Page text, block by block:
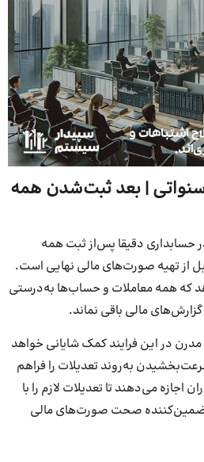
سنواتی | بعد ثبت‌شدن همه
حسابداری دقیقا پس‌از ثبت همه
از تهیه صورت‌های مالی نهایی است.
که همه معاملات و حساب‌ها به‌درستی
مالی باقی نماند.
مدرن در این فرایند کمک شایانی خواهد
به‌روند تعدیلات را فراهم
اجازه می‌دهند تا تعدیلات لازم را با
تضمین‌کننده صحت صورت‌های مالی